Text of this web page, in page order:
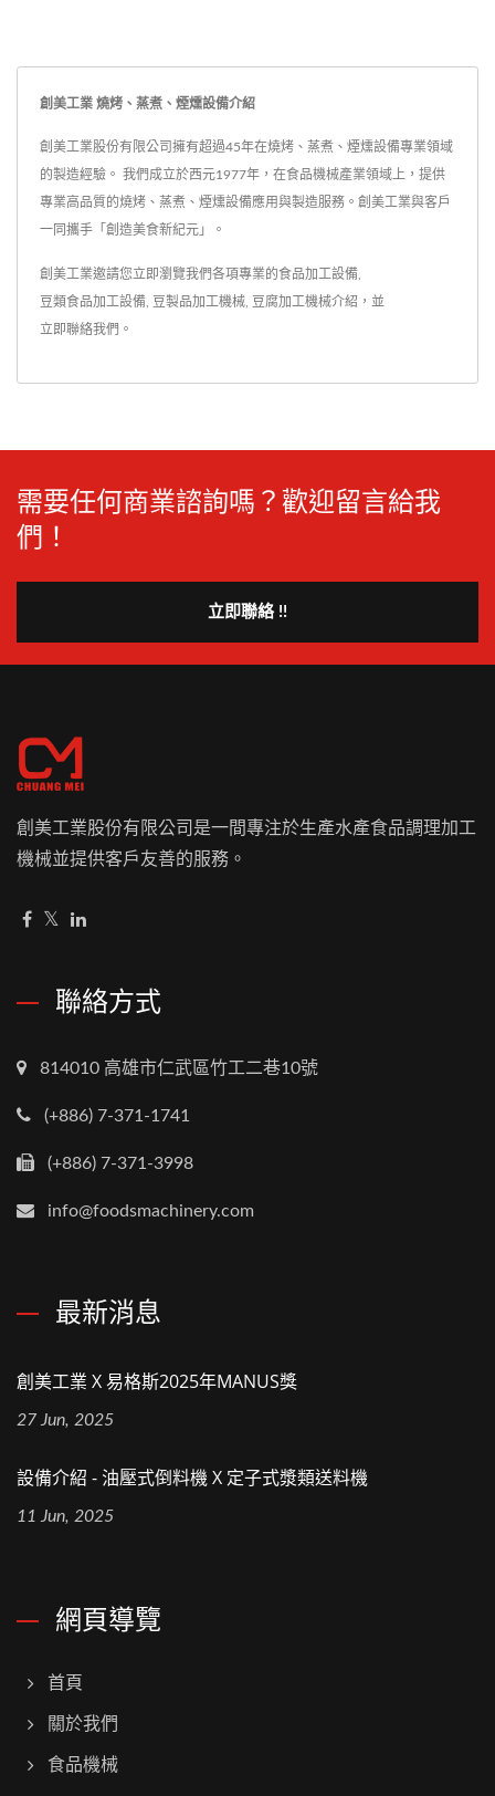
創美工業 燒烤、蒸煮、煙燻設備介紹
創美工業股份有限公司擁有超過45年在燒烤、蒸煮、煙燻設備專業領域
的製造經驗。 我們成立於西元1977年，在食品機械產業領域上，提供
專業高品質的燒烤、蒸煮、煙燻設備應用與製造服務。創美工業與客戶
一同攜手「創造美食新紀元」。
創美工業邀請您立即瀏覽我們各項專業的 食品加工設備
豆類食品加工設備 豆製品加工機械 豆腐加工機械介紹，並
立即聯絡我們 。
需要任何商業諮詢嗎？歡迎留言給我
們！
立即聯絡 !!
創美工業股份有限公司是一間專注於生產水產食品調理加工
機械並提供客戶友善的服務。
聯絡方式
814010 高雄市仁武區竹工二巷10號
(+886) 7-371-1741
(+886) 7-371-3998
info@foodsmachinery.com
最新消息
創美工業 X 易格斯2025年MANUS獎
27 Jun, 2025
設備介紹 - 油壓式倒料機 X 定子式漿類送料機
11 Jun, 2025
網頁導覽
首頁
關於我們
食品機械